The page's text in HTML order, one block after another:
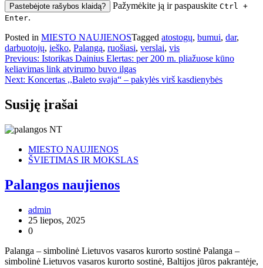
Pastebėjote rašybos klaidą? Pažymėkite ją ir paspauskite Ctrl +
Enter.
Posted in MIESTO NAUJIENOSTagged atostogų, bumui, dar,
darbuotojų, ieško, Palangą, ruošiasi, verslai, vis
Navigacija
tarp
Previous: Istorikas Dainius Elertas: per 200 m. pliažuose kūno
keliavimas link atvirumo buvo ilgas
Next: Koncertas ,,Baleto svaja“ – pakylės virš kasdienybės
Susiję įrašai
MIESTO NAUJIENOS
ŠVIETIMAS IR MOKSLAS
Palangos naujienos
admin
25 liepos, 2025
0
Palanga – simbolinė Lietuvos vasaros kurorto sostinė Palanga –
simbolinė Lietuvos vasaros kurorto sostinė, Baltijos jūros pakrantėje,